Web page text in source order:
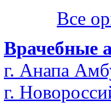
Все
Врачебные
г. Анапа
г.